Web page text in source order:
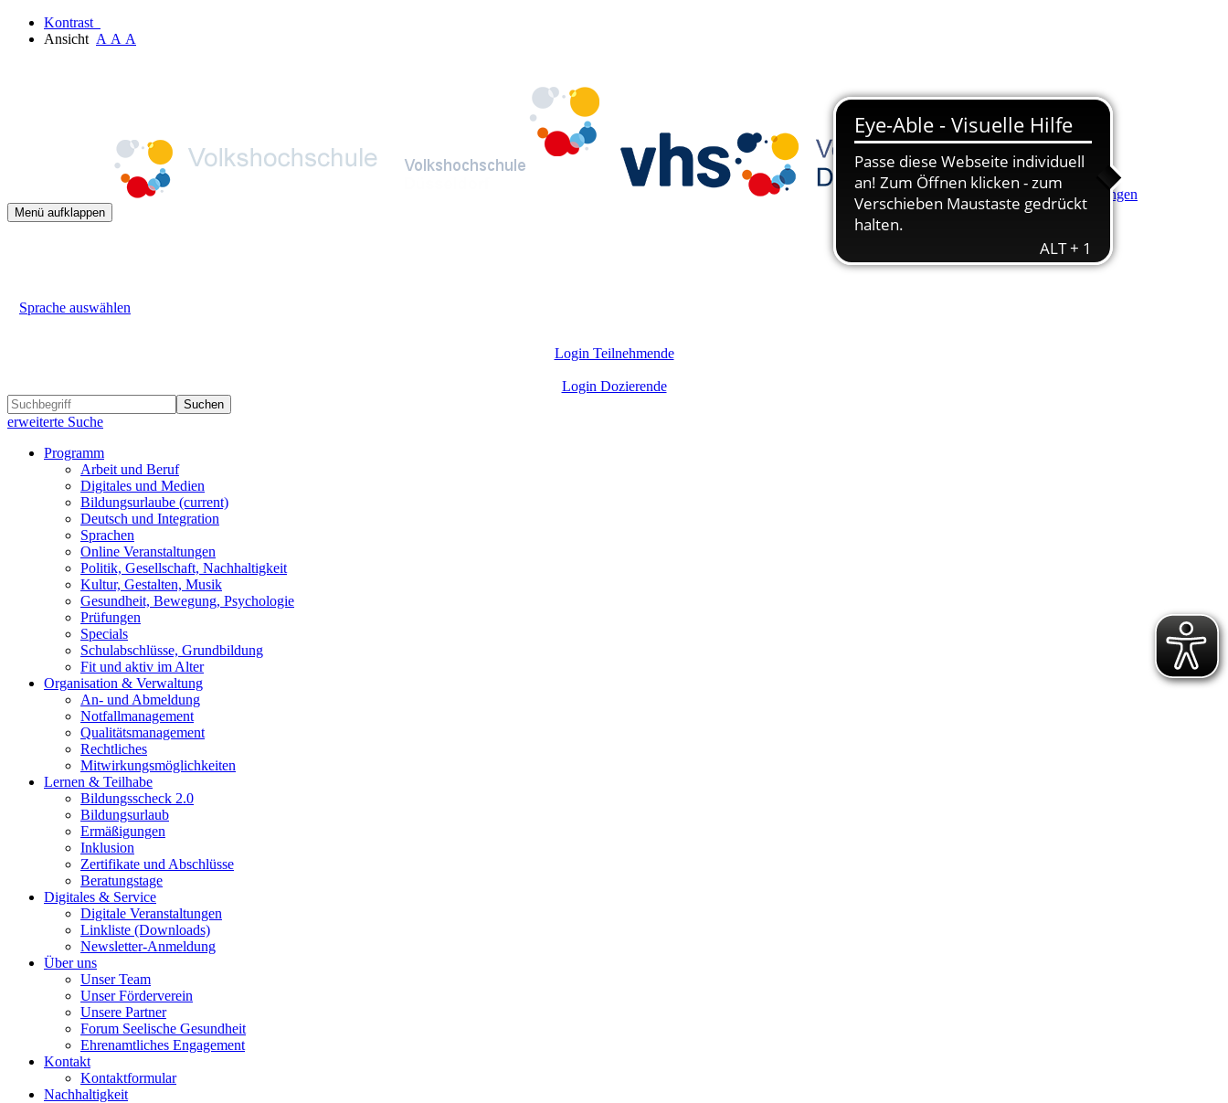
Kontrast
Ansicht A A A
Hauptinhalt anspringen
Menü aufklappen
Sprache auswählen
Login Teilnehmende
Login Dozierende
Suchen
erweiterte Suche
Programm
Arbeit und Beruf
Digitales und Medien
Bildungsurlaube (current)
Deutsch und Integration
Sprachen
Online Veranstaltungen
Politik, Gesellschaft, Nachhaltigkeit
Kultur, Gestalten, Musik
Gesundheit, Bewegung, Psychologie
Prüfungen
Specials
Schulabschlüsse, Grundbildung
Fit und aktiv im Alter
Organisation & Verwaltung
An- und Abmeldung
Notfallmanagement
Qualitätsmanagement
Rechtliches
Mitwirkungsmöglichkeiten
Lernen & Teilhabe
Bildungsscheck 2.0
Bildungsurlaub
Ermäßigungen
Inklusion
Zertifikate und Abschlüsse
Beratungstage
Digitales & Service
Digitale Veranstaltungen
Linkliste (Downloads)
Newsletter-Anmeldung
Über uns
Unser Team
Unser Förderverein
Unsere Partner
Forum Seelische Gesundheit
Ehrenamtliches Engagement
Kontakt
Kontaktformular
Nachhaltigkeit